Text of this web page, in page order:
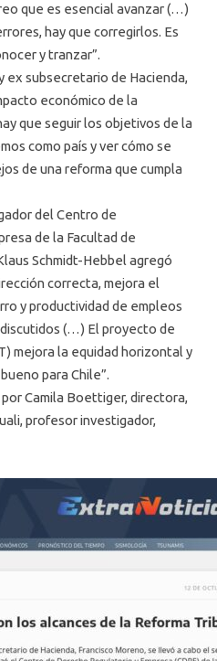
que es esencial avanzar (…)
hay que corregirlos. Es
y tranzar”.
ex subsecretario de Hacienda,
económico de la
que seguir los objetivos de la
como país y ver cómo se
de una reforma que cumpla
del Centro de
de la Facultad de
Schmidt-Hebbel agregó
correcta, mejora el
y productividad de empleos
(…) El proyecto de
mejora la equidad horizontal y
para Chile”.
Camila Boettiger, directora,
profesor investigador,